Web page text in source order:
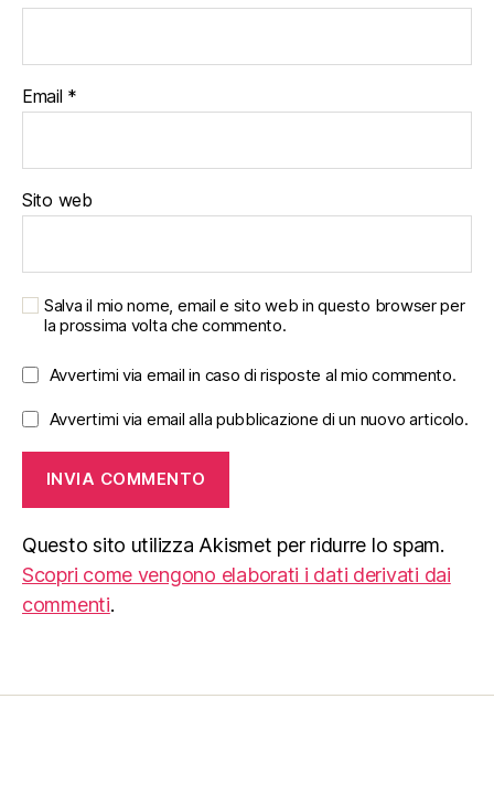
Email *
Sito web
Salva il mio nome, email e sito web in questo browser per
la prossima volta che commento.
Avvertimi via email in caso di risposte al mio commento.
Avvertimi via email alla pubblicazione di un nuovo articolo.
Questo sito utilizza Akismet per ridurre lo spam.
Scopri come vengono elaborati i dati derivati dai
commenti.